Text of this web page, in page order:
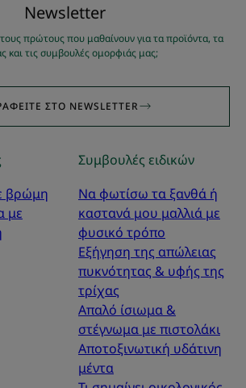
Νewsletter
πρώτους που μαθαίνουν για τα προϊόντα, τα
και τις συμβουλές ομορφιάς μας;
ΣΤΟ NEWSLETTER
βρώμη
με
Συμβουλές ειδικών
Να φωτίσω τα ξανθά ή
καστανά μου μαλλιά με
φυσικό τρόπο
Εξήγηση της απώλειας
πυκνότητας & υφής της
τρίχας
Απαλό ίσιωμα &
στέγνωμα με πιστολάκι
Αποτοξινωτική υδάτινη
μέντα